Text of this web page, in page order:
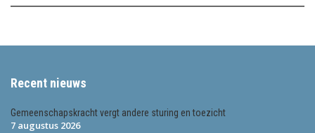
Recent nieuws
Gemeenschapskracht vergt andere sturing en toezicht
7 augustus 2026